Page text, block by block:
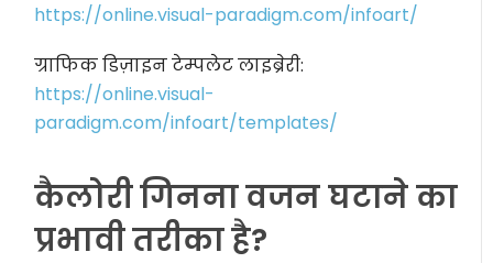
https://online.visual-paradigm.com/infoart/
ग्राफिक डिज़ाइन टेम्पलेट लाइब्रेरी:
https://online.visual-
paradigm.com/infoart/templates/
कैलोरी गिनना वजन घटाने का
प्रभावी तरीका है?